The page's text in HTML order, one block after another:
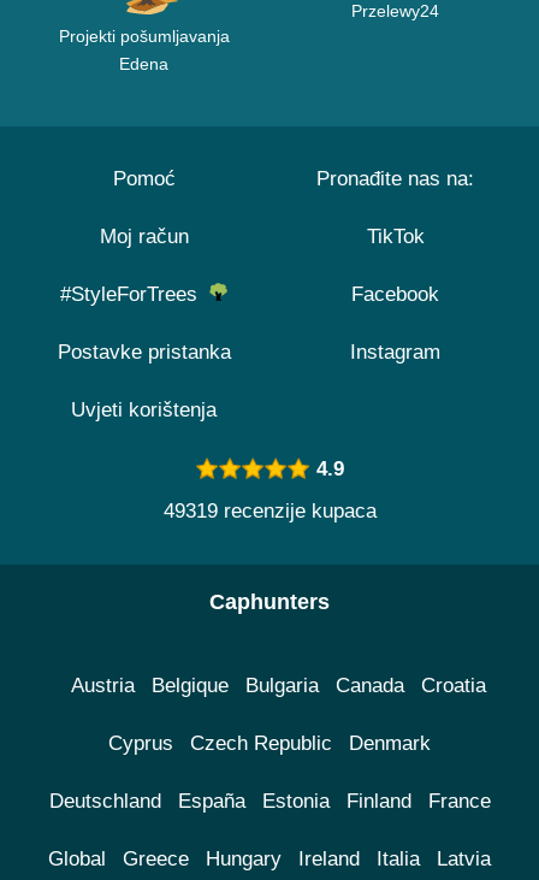
Projekti pošumljavanja
Edena
Przelewy24
Pomoć
Moj račun
#StyleForTrees
Postavke pristanka
Uvjeti korištenja
Pronađite nas na:
TikTok
Facebook
Instagram
4.9
49319 recenzije kupaca
Caphunters
Austria Belgique Bulgaria Canada Croatia
Cyprus Czech Republic Denmark
Deutschland España Estonia Finland France
Global Greece Hungary Ireland Italia Latvia